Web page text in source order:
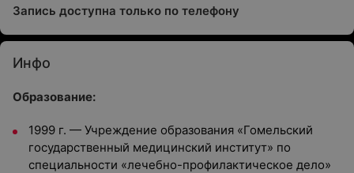
Запись доступна только по телефону
Инфо
Образование:
1999 г. — Учреждение образования «Гомельский
государственный медицинский институт» по
специальности «лечебно-профилактическое дело»